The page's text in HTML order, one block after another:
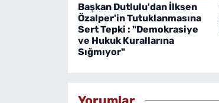
Başkan Dutlulu'dan İlksen
Özalper'in Tutuklanmasına
Sert Tepki : "Demokrasiye
ve Hukuk Kurallarına
Sığmıyor"